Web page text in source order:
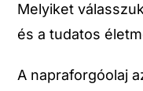
Melyiket
és a tudatos
A napraforgóolaj